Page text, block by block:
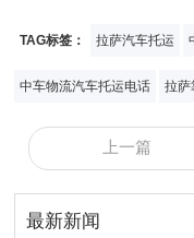
TAG标签： 拉萨汽车托运
中车物流汽车托运电话 拉萨
上一篇
最新新闻